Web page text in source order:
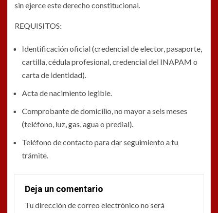
sin ejerce este derecho constitucional.
REQUISITOS:
Identificación oficial (credencial de elector, pasaporte,
cartilla, cédula profesional, credencial del INAPAM o
carta de identidad).
Acta de nacimiento legible.
Comprobante de domicilio, no mayor a seis meses
(teléfono, luz, gas, agua o predial).
Teléfono de contacto para dar seguimiento a tu
trámite.
Deja un comentario
Tu dirección de correo electrónico no será